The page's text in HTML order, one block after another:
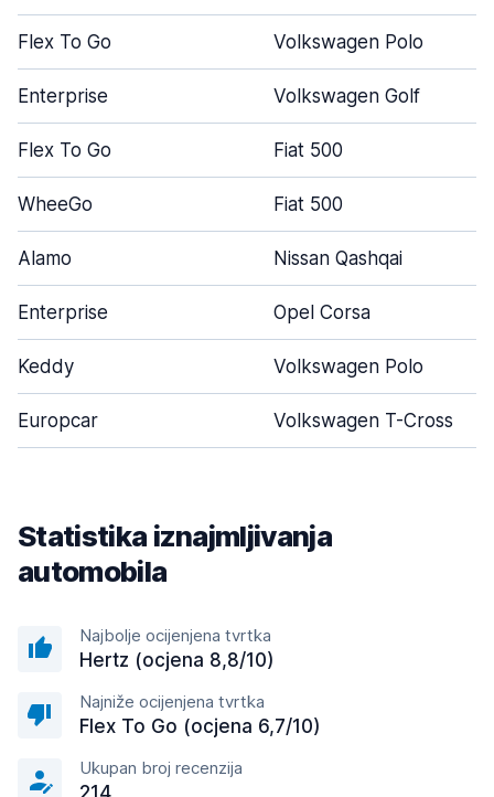
Flex To Go Volkswagen Polo
Enterprise Volkswagen Golf
Flex To Go Fiat 500
WheeGo Fiat 500
Alamo Nissan Qashqai
Enterprise Opel Corsa
Keddy Volkswagen Polo
Europcar Volkswagen T-Cross
Statistika iznajmljivanja
automobila
Najbolje ocijenjena tvrtka
Hertz (ocjena 8,8/10)
Najniže ocijenjena tvrtka
Flex To Go (ocjena 6,7/10)
Ukupan broj recenzija
214